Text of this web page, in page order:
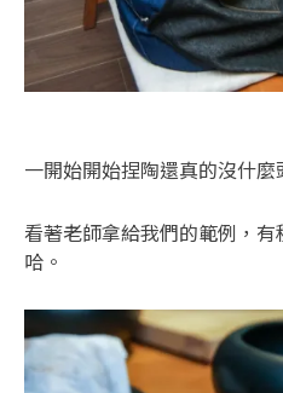
一開始開始捏陶還真的沒什麼
看著老師拿給我們的範例，有
哈。